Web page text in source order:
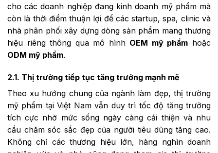
cho các doanh nghiệp đang kinh doanh mỹ phẩm mà
còn là thời điểm thuận lợi để các startup, spa, clinic và
nhà phân phối xây dựng dòng sản phẩm mang thương
hiệu riêng thông qua mô hình OEM mỹ phẩm hoặc
ODM mỹ phẩm.
2.1. Thị trường tiếp tục tăng trưởng mạnh mẽ
Theo xu hướng chung của ngành làm đẹp, thị trường
mỹ phẩm tại Việt Nam vẫn duy trì tốc độ tăng trưởng
tích cực nhờ mức sống ngày càng cải thiện và nhu
cầu chăm sóc sắc đẹp của người tiêu dùng tăng cao.
Không chỉ các thương hiệu lớn, hàng nghìn doanh